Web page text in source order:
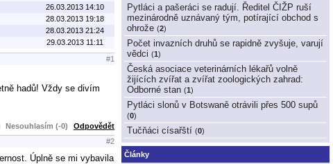
26.03.2013 14:10
28.03.2013 19:18
28.03.2013 21:24
29.03.2013 11:11
#1
hadů! Vždy se divím
Nesouhlasím (-0) Odpovědět
#2
Úplně se mi vybavila
Pytláci a pašeráci se radují. Ředitel ČIŽP ruší
mezinárodně uznávaný tým, potírající obchod s
ohrože (2)
Počet invazních druhů se rapidně zvyšuje, varují
vědci (1)
Česká asociace veterinárních lékařů volně
žijících zvířat a zvířat zoologických zahrad:
Odborné stan (1)
Pytláci slonů v Botswaně otrávili přes 500 supů
(0)
Tučňáci císařští (0)
Články